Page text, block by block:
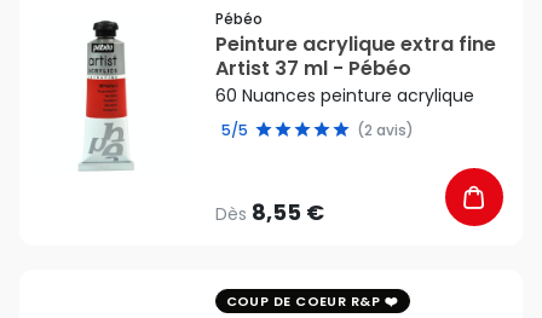
Pébéo
Peinture acrylique extra fine
Artist 37 ml - Pébéo
60 Nuances peinture acrylique
5/5 (2 avis)
Dès 8,55 €
COUP DE COEUR R&P